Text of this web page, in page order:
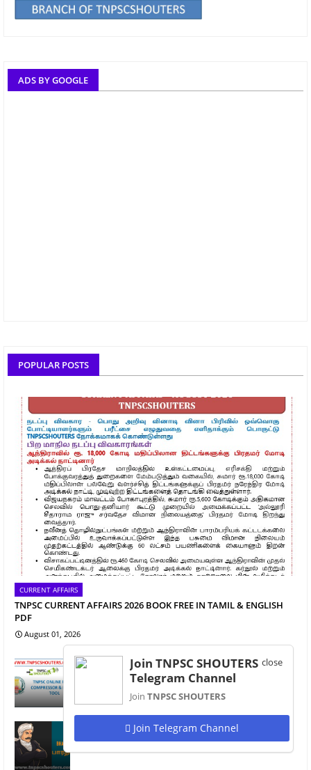
ADS BY GOOGLE
POPULAR POSTS
CURRENT AFFAIRS
TNPSC CURRENT AFFAIRS 2026 BOOK FREE IN TAMIL & ENGLISH
PDF
August 01, 2026
TNPSC PHOTO & SIGNATURE RESIZER /
COMPRESSOR ONLINE TOOL 2024
April 03, 2024
பாரதியார் | BHARATHIYAR - TNPSC NOTES
January 15, 2025
close
Join TNPSC SHOUTERS
Telegram Channel
Join TNPSC SHOUTERS
Join Telegram Channel